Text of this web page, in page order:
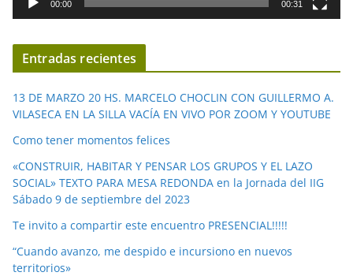
í
d
e
o
00:00 00:31
Entradas recientes
13 DE MARZO 20 HS. MARCELO CHOCLIN CON GUILLERMO A.
VILASECA EN LA SILLA VACÍA EN VIVO POR ZOOM Y YOUTUBE
Como tener momentos felices
«CONSTRUIR, HABITAR Y PENSAR LOS GRUPOS Y EL LAZO
SOCIAL» TEXTO PARA MESA REDONDA en la Jornada del IIG
Sábado 9 de septiembre del 2023
Te invito a compartir este encuentro PRESENCIAL!!!!!
“Cuando avanzo, me despido e incursiono en nuevos
territorios»